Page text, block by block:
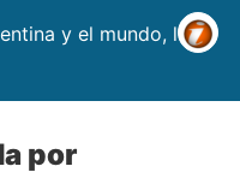
y el mundo, las
por